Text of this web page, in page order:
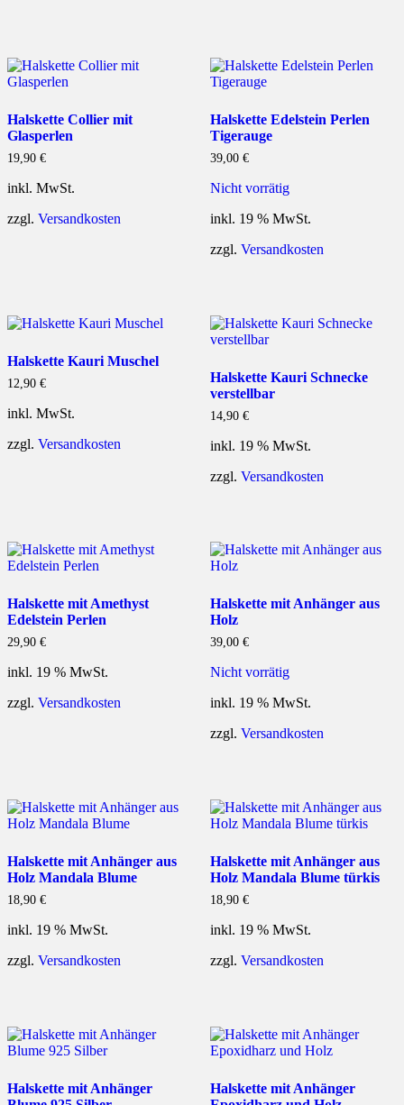
Halskette Collier mit
Glasperlen
19,90 €
inkl. MwSt.
zzgl. Versandkosten
Halskette Edelstein Perlen
Tigerauge
39,00 €
Nicht vorrätig
inkl. 19 % MwSt.
zzgl. Versandkosten
Halskette Kauri Muschel
12,90 €
inkl. MwSt.
zzgl. Versandkosten
Halskette Kauri Schnecke
verstellbar
14,90 €
inkl. 19 % MwSt.
zzgl. Versandkosten
Halskette mit Amethyst
Edelstein Perlen
29,90 €
inkl. 19 % MwSt.
zzgl. Versandkosten
Halskette mit Anhänger aus
Holz
39,00 €
Nicht vorrätig
inkl. 19 % MwSt.
zzgl. Versandkosten
Halskette mit Anhänger aus
Holz Mandala Blume
18,90 €
inkl. 19 % MwSt.
zzgl. Versandkosten
Halskette mit Anhänger aus
Holz Mandala Blume türkis
18,90 €
inkl. 19 % MwSt.
zzgl. Versandkosten
Halskette mit Anhänger
Halskette mit Anhänger